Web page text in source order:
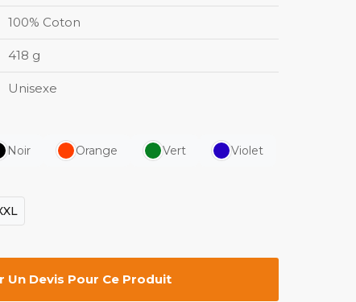
100% Coton
418 g
Unisexe
Noir Orange Vert Violet
Un Devis Pour Ce Produit